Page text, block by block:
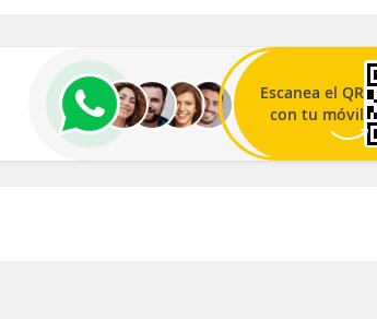
Escanea el QR
con tu móvil